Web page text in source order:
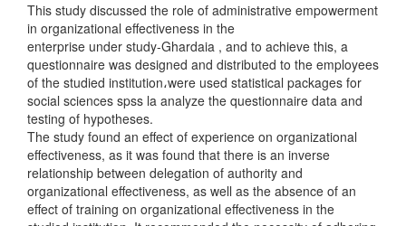
This study discussed the role of administrative empowerment
in organizational effectiveness in the
enterprise under study-Ghardaia , and to achieve this, a
questionnaire was designed and distributed to the employees
of the studied institution،were used statistical packages for
social sciences spss la analyze the questionnaire data and
testing of hypotheses.
The study found an effect of experience on organizational
effectiveness, as it was found that there is an inverse
relationship between delegation of authority and
organizational effectiveness, as well as the absence of an
effect of training on organizational effectiveness in the